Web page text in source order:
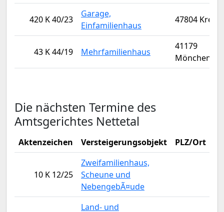
420 K 40/23
Garage,
Einfamilienhaus
47804
43 K 44/19 Mehrfamilienhaus
41179
Die nächsten Termine des
Amtsgerichtes Nettetal
Aktenzeichen Versteigerungsobjekt PLZ/Ort
10 K 12/25
Zweifamilienhaus,
Scheune und
NebengebÃ¤ude
Land- und